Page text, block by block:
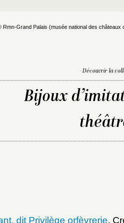
Rmn-Grand Palais (musée national des châteaux
- Découvrir la
Bijoux
dit Privilège orfèvrerie,